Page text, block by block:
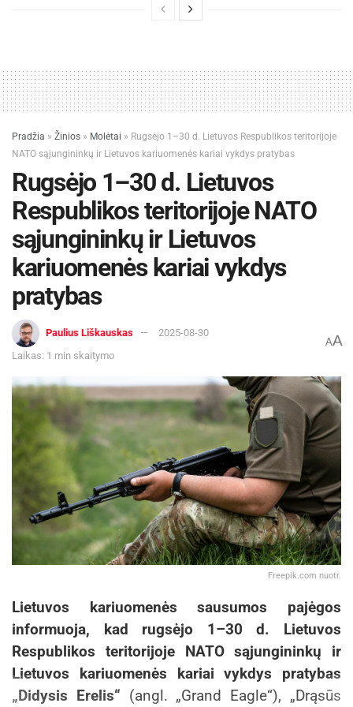
Pradžia » Žinios » Molėtai » Rugsėjo 1–30 d. Lietuvos Respublikos teritorijoje
NATO sąjungininkų ir Lietuvos kariuomenės kariai vykdys pratybas
Rugsėjo 1–30 d. Lietuvos
Respublikos teritorijoje NATO
sąjungininkų ir Lietuvos
kariuomenės kariai vykdys
pratybas
Paulius Liškauskas
2025-08-30
Laikas: 1 min skaitymo
AA
Freepik.com nuotr.
Lietuvos kariuomenės sausumos pajėgos
informuoja, kad rugsėjo 1–30 d. Lietuvos
Respublikos teritorijoje NATO sąjungininkų ir
Lietuvos kariuomenės kariai vykdys pratybas
„Didysis Erelis“ (angl. „Grand Eagle“), „Drąsūs